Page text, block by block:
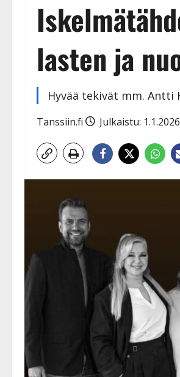
lasten ja
Hyvää tekivät mm. Antti
Tanssiin.fi Julkaistu: